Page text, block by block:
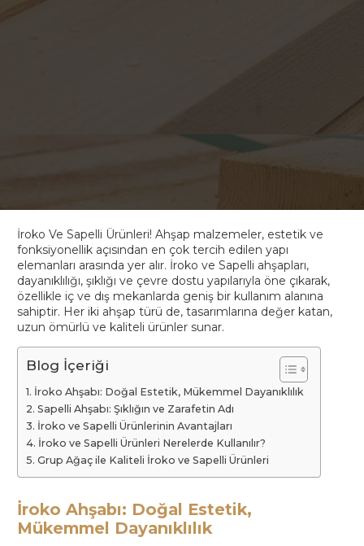
İroko Ve Sapelli Ürünleri! Ahşap malzemeler, estetik ve
fonksiyonellik açısından en çok tercih edilen yapı
elemanları arasında yer alır. İroko ve Sapelli ahşapları,
dayanıklılığı, şıklığı ve çevre dostu yapılarıyla öne çıkarak,
özellikle iç ve dış mekanlarda geniş bir kullanım alanına
sahiptir. Her iki ahşap türü de, tasarımlarına değer katan,
uzun ömürlü ve kaliteli ürünler sunar.
Blog İçeriği
İroko Ahşabı: Doğal Estetik, Mükemmel Dayanıklılık
Sapelli Ahşabı: Şıklığın ve Zarafetin Adı
İroko ve Sapelli Ürünlerinin Avantajları
İroko ve Sapelli Ürünleri Nerelerde Kullanılır?
Grup Ağaç ile Kaliteli İroko ve Sapelli Ürünleri
İroko Ahşabı: Doğal Estetik,
Mükemmel Dayanıklılık